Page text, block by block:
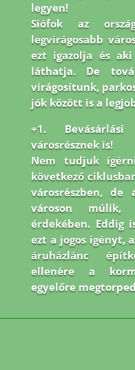
legyen!
Siófok az
legvirágosabb
ezt igazolja és
láthatja. De
virágosítunk,
jók között is a
+1.
városrésznek is!
Nem tudjuk
következő
városrészben,
városon múlik,
érdekében. Eddig
ezt a jogos igényt,
áruházlánc
ellenére a
egyelőre